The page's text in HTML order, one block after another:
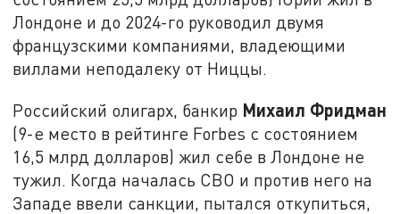
Лондоне и до 2024-го руководил двумя
французскими компаниями, владеющими
виллами неподалеку от Ниццы.
Российский олигарх, банкир Михаил Фридман
(9-е место в рейтинге Forbes с состоянием
16,5 млрд долларов) жил себе в Лондоне не
тужил. Когда началась СВО и против него на
Западе ввели санкции, пытался откупиться,